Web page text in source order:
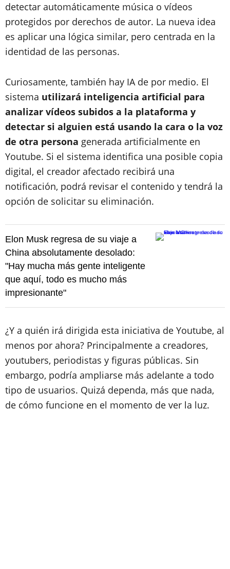
detectar automáticamente música o vídeos
protegidos por derechos de autor. La nueva idea
es aplicar una lógica similar, pero centrada en la
identidad de las personas.
Curiosamente, también hay IA de por medio. El
sistema utilizará inteligencia artificial para
analizar vídeos subidos a la plataforma y
detectar si alguien está usando la cara o la voz
de otra persona generada artificialmente en
Youtube. Si el sistema identifica una posible copia
digital, el creador afectado recibirá una
notificación, podrá revisar el contenido y tendrá la
opción de solicitar su eliminación.
Elon Musk regresa de su viaje a
China absolutamente desolado:
"Hay mucha más gente inteligente
que aquí, todo es mucho más
impresionante"
¿Y a quién irá dirigida esta iniciativa de Youtube, al
menos por ahora? Principalmente a creadores,
youtubers, periodistas y figuras públicas. Sin
embargo, podría ampliarse más adelante a todo
tipo de usuarios. Quizá dependa, más que nada,
de cómo funcione en el momento de ver la luz.